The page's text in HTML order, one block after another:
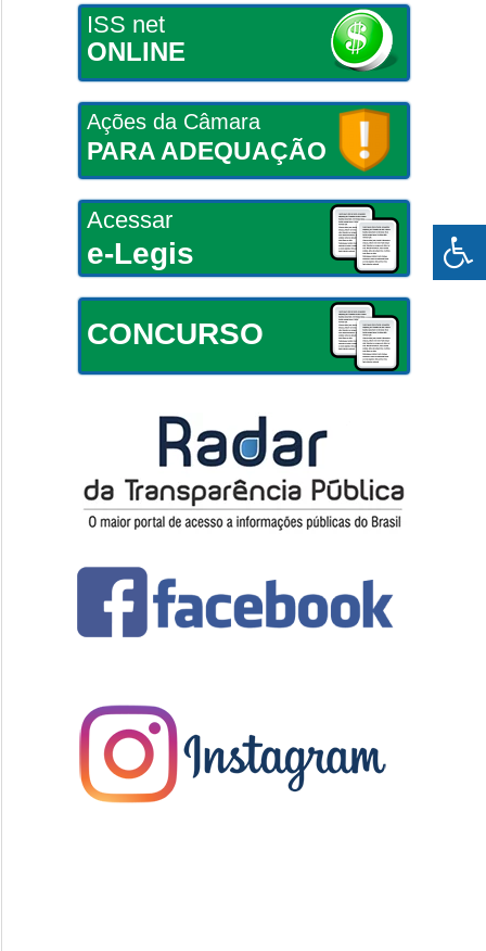
ISS net
ONLINE
Ações da Câmara
PARA ADEQUAÇÃO
Acessar
e-Legis
CONCURSO